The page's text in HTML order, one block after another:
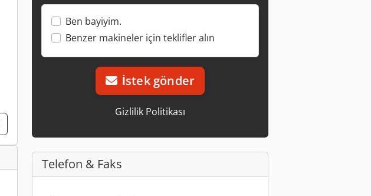
Ben bayiyim.
Benzer makineler için teklifler alın
İstek gönder
Gizlilik Politikası
Telefon & Faks